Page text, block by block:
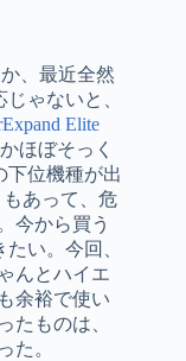
、最近全然
ゃないと、
Elite
ほぼそっく
下位機種が出
あって、危
今から買う
い。今回、
んとハイエ
余裕で使い
たものは、
た。